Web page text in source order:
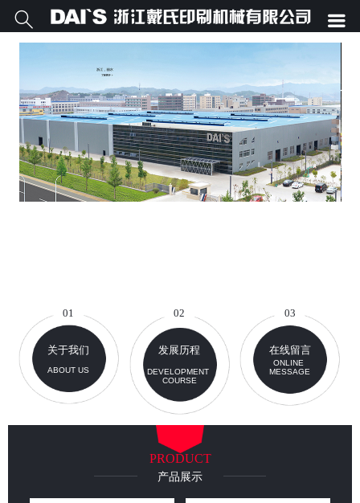


01
关于我们
ABOUT US
02
发展历程
DEVELOPMENT
COURSE
03
在线留言
ONLINE
MESSAGE
PRODUCT
产品展示